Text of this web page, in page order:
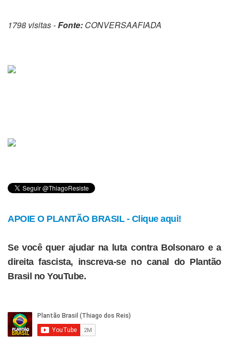
1798 visitas -Fonte: CONVERSAAFIADA
APOIE O PLANTÃO BRASIL - Clique aqui!
Se você quer ajudar na luta contra Bolsonaro e a
direita fascista, inscreva-se no canal do Plantão
Brasil no YouTube.